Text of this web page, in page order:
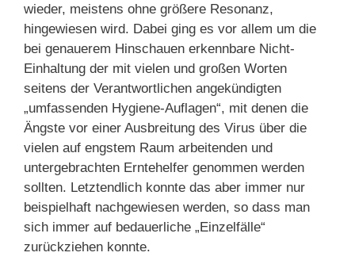
wieder, meistens ohne größere Resonanz,
hingewiesen wird. Dabei ging es vor allem um die
bei genauerem Hinschauen erkennbare Nicht-
Einhaltung der mit vielen und großen Worten
seitens der Verantwortlichen angekündigten
„umfassenden Hygiene-Auflagen“, mit denen die
Ängste vor einer Ausbreitung des Virus über die
vielen auf engstem Raum arbeitenden und
untergebrachten Erntehelfer genommen werden
sollten. Letztendlich konnte das aber immer nur
beispielhaft nachgewiesen werden, so dass man
sich immer auf bedauerliche „Einzelfälle“
zurückziehen konnte.